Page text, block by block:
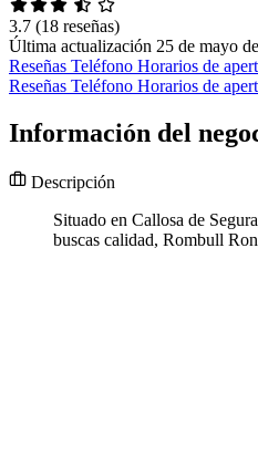
3.7 (18 reseñas)
Última actualización 25 de mayo
Reseñas Teléfono Horarios de
Reseñas Teléfono Horarios de
Información del
Descripción
Situado en Callosa de
buscas calidad, Rombull